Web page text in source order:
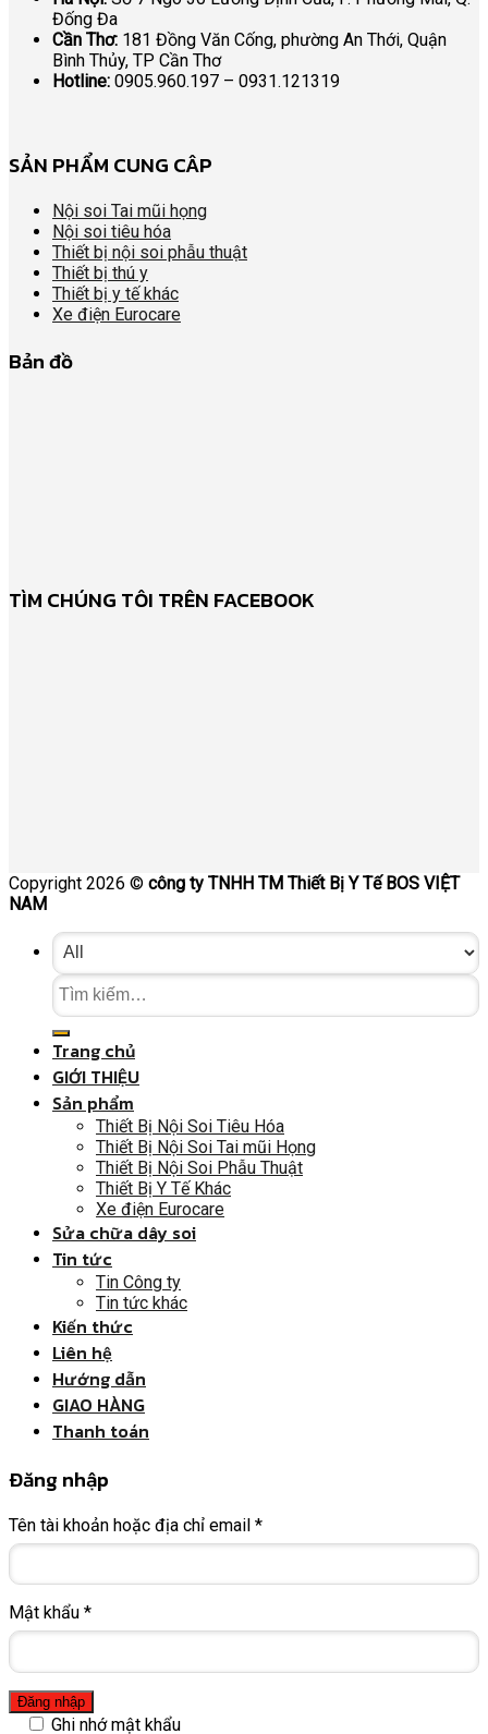
Đống Đa
Cần Thơ: 181 Đồng Văn Cống, phường An Thới, Quận
Bình Thủy, TP Cần Thơ
Hotline: 0905.960.197 – 0931.121319
SẢN PHẨM CUNG CÂP
Nội soi Tai mũi họng
Nội soi tiêu hóa
Thiết bị nội soi phẫu thuật
Thiết bị thú y
Thiết bị y tế khác
Xe điện Eurocare
Bản đồ
TÌM CHÚNG TÔI TRÊN FACEBOOK
Copyright 2026 © công ty TNHH TM Thiết Bị Y Tế BOS VIỆT
NAM
Trang chủ
GIỚI THIỆU
Sản phẩm
Thiết Bị Nội Soi Tiêu Hóa
Thiết Bị Nội Soi Tai mũi Họng
Thiết Bị Nội Soi Phẫu Thuật
Thiết Bị Y Tế Khác
Xe điện Eurocare
Sửa chữa dây soi
Tin tức
Tin Công ty
Tin tức khác
Kiến thức
Liên hệ
Hướng dẫn
GIAO HÀNG
Thanh toán
Đăng nhập
Tên tài khoản hoặc địa chỉ email *
Mật khẩu *
Ghi nhớ mật khẩu